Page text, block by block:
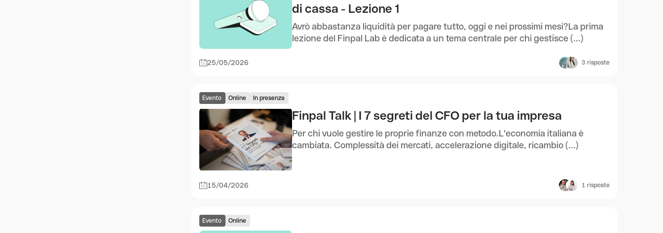
di cassa - Lezione 1
Avrò abbastanza liquidità per pagare tutto, oggi e nei prossimi mesi?La prima
lezione del Finpal Lab è dedicata a un tema centrale per chi gestisce (...)
25/05/2026 3 risposte
Evento Online In presenza
Finpal Talk | I 7 segreti del CFO per la tua impresa
Per chi vuole gestire le proprie finanze con metodo.L'economia italiana è
cambiata. Complessità dei mercati, accelerazione digitale, ricambio (...)
15/04/2026 1 risposte
Evento Online